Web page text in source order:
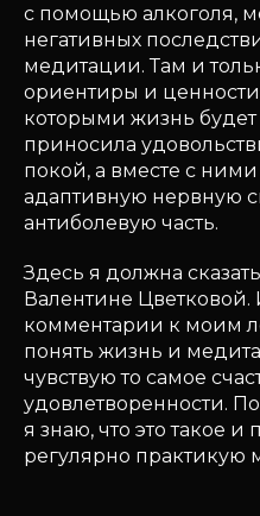
с помощью алкоголя,
негативных
медитации. Там и
ориентиры и
которыми жизнь будет
приносила
покой, а вместе с
адаптивную нервную
антиболевую часть.
Здесь я должна
Валентине
комментарии к моим
понять жизнь и
чувствую то самое
удовлетворенности.
я знаю, что это такое и
регулярно практикую